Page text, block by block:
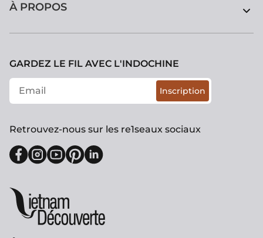
À PROPOS
GARDEZ LE FIL AVEC L'INDOCHINE
Inscription
Retrouvez-nous sur les re1seaux sociaux